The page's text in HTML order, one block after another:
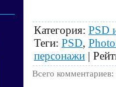
Категория: PSD
Теги: PSD,
персонажи |
Всего комментариев: